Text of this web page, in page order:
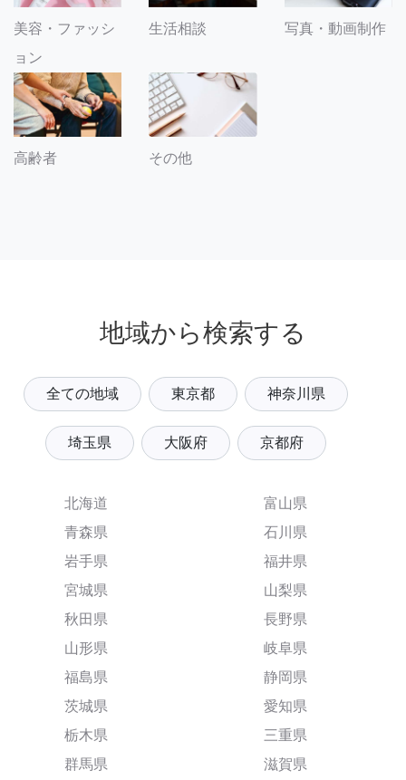
美容・ファッシ
ョン
生活相談 写真・動画制作
高齢者 その他
地域から検索する
全ての地域 東京都 神奈川県
埼玉県 大阪府 京都府
北海道
青森県
岩手県
宮城県
秋田県
山形県
福島県
茨城県
栃木県
群馬県
富山県
石川県
福井県
山梨県
長野県
岐阜県
静岡県
愛知県
三重県
滋賀県